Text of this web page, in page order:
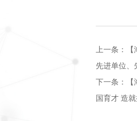
上一条：
先进单位、
下一条：
国育才 造